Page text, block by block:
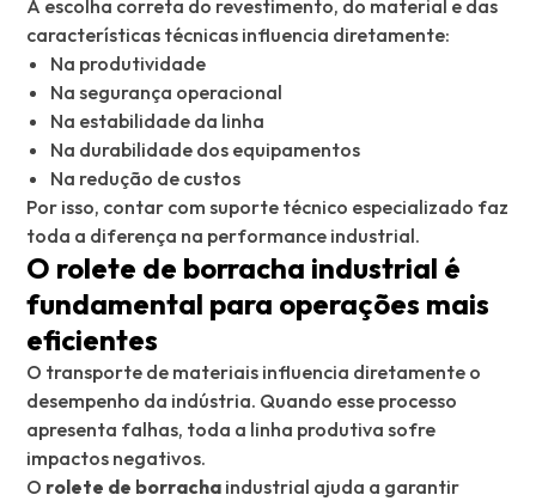
A escolha correta do revestimento, do material e das
características técnicas influencia diretamente:
Na produtividade
Na segurança operacional
Na estabilidade da linha
Na durabilidade dos equipamentos
Na redução de custos
Por isso, contar com suporte técnico especializado faz
toda a diferença na performance industrial.
O rolete de borracha industrial é
fundamental para operações mais
eficientes
O transporte de materiais influencia diretamente o
desempenho da indústria. Quando esse processo
apresenta falhas, toda a linha produtiva sofre
impactos negativos.
O rolete de borracha industrial ajuda a garantir